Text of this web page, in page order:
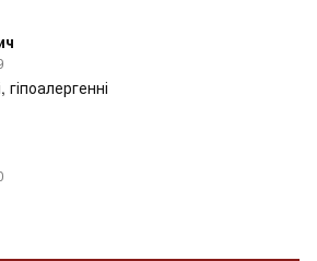
гіпоалергенні